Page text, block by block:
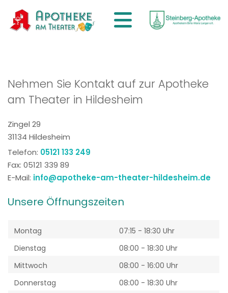
Nehmen Sie Kontakt auf zur Apotheke
am Theater in Hildesheim
Zingel 29
31134 Hildesheim
Telefon: 05121 133 249
Fax: 05121 339 89
E-Mail: info@apotheke-am-theater-hildesheim.de
Unsere Öffnungszeiten
Montag
07:15 - 18:30 Uhr
Dienstag
08:00 - 18:30 Uhr
Mittwoch
08:00 - 16:00 Uhr
Donnerstag
08:00 - 18:30 Uhr